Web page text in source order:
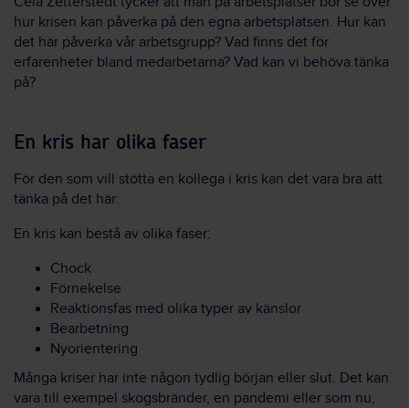
hur krisen kan påverka på den egna arbetsplatsen. Hur kan
det här påverka vår arbetsgrupp? Vad finns det för
erfarenheter bland medarbetarna? Vad kan vi behöva tänka
på?
En kris har olika faser
För den som vill stötta en kollega i kris kan det vara bra att
tänka på det här:
En kris kan bestå av olika faser:
Chock
Förnekelse
Reaktionsfas med olika typer av känslor
Bearbetning
Nyorientering
Många kriser har inte någon tydlig början eller slut. Det kan
vara till exempel skogsbränder, en pandemi eller som nu,